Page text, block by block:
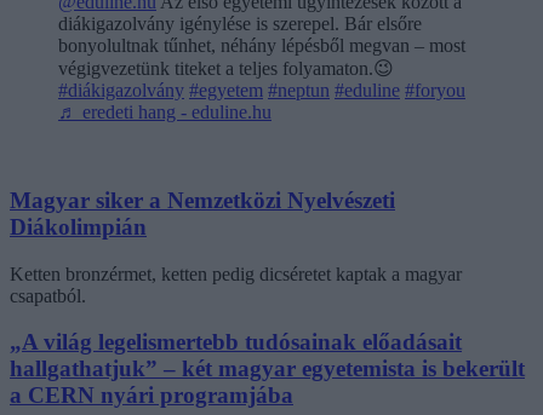
diákigazolvány igénylése is szerepel. Bár elsőre
bonyolultnak tűnhet, néhány lépésből megvan – most
végigvezetünk titeket a teljes folyamaton.😉
#diákigazolvány #egyetem #neptun #eduline #foryou
♬ eredeti hang - eduline.hu
Magyar siker a Nemzetközi Nyelvészeti
Diákolimpián
Ketten bronzérmet, ketten pedig dicséretet kaptak a magyar
csapatból.
„A világ legelismertebb tudósainak előadásait
hallgathatjuk” – két magyar egyetemista is bekerült
a CERN nyári programjába